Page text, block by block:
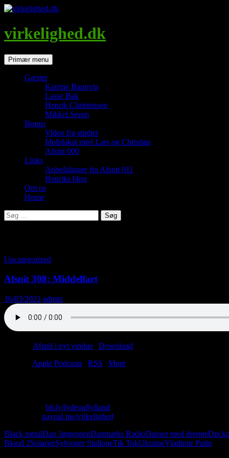
Hop
indhold
virkelighed.dk
SøgPrimær menu
Gæster
Katrine Baunvig
Lasse Bak
Henrik Christensen
Mikkel Serup
Bonus
Video fra studiet
Idolplakat med Lars og Christian
Afsnit 000
Links
Anbefalinger fra Afsnit 011
Henriks blog
Om os
Home
Søg
efter:
Uncategorized
Afsnit 308: Middelfart
16/03/2022 admin
Afspil i nyt vindue Download
Apple Podcasts RSS
More
bit.ly/lydenafjylland
paypal.me/virkelighed
Black metalDan JørgensenDanmarks RadioDanser med drenge
Blood 2SolarierSylvester StalloneTik TokUkraineVladimir Putin